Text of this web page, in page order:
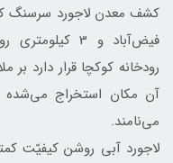
فيض‌آباد و 3
رود‌خانه كوكچا قرار دارد بر
آن مکان استخراج می‌شده
می‌نامند.
لاجورد آبی روشن کیفیّت